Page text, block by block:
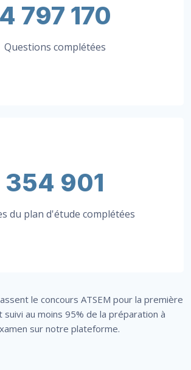
4 797 170
Questions complétées
354 901
du plan d'étude complétées
le concours ATSEM pour la première
au moins 95% de la préparation à
sur notre plateforme.